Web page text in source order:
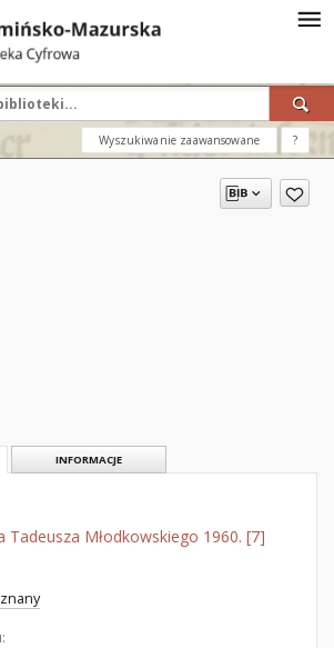
Wyszukiwanie zaawansowane ?
INFORMACJE
Tadeusza Młodkowskiego 1960. [7]